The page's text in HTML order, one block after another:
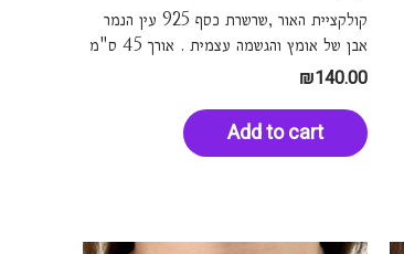
קולקציית האור ,שרשרת כסף 925 עין הנמר
אבן של אומץ והגשמה עצמית . אורך 45 ס"מ
₪140.00
Add to cart